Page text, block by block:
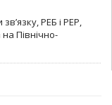
РЕБ і РЕР,
Північно-